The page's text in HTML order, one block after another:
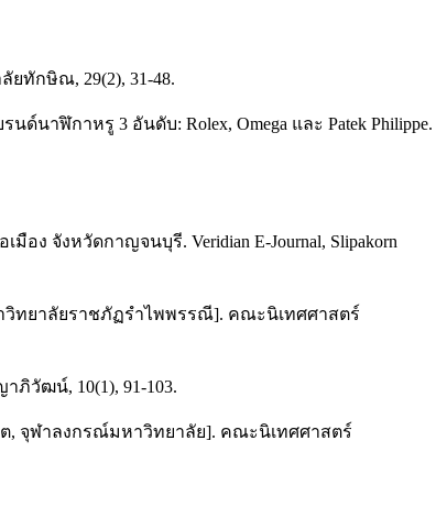
ทักษิณ, 29(2), 31-48.
นาฬิกาหรู 3 อันดับ: Rolex, Omega และ Patek Philippe.
ง จังหวัดกาญจนบุรี. Veridian E-Journal, Slipakorn
วิทยาลัยราชภัฏรำไพพรรณี]. คณะนิเทศศาสตร์
วัฒน์, 10(1), 91-103.
, จุฬาลงกรณ์มหาวิทยาลัย]. คณะนิเทศศาสตร์